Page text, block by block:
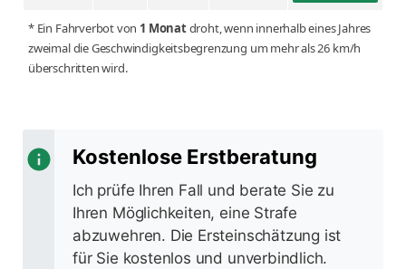
* Ein Fahrverbot von 1 Monatdroht, wenn innerhalb eines Jahres
zweimal die Geschwindigkeitsbegrenzung um mehr als 26 km/h
überschritten wird.
Kostenlose Erstberatung
Ich prüfe Ihren Fall und berate Sie zu
Ihren Möglichkeiten, eine Strafe
abzuwehren. Die Ersteinschätzung ist
für Sie kostenlos und unverbindlich.